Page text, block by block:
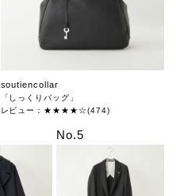
soutiencollar
「しっくりバッグ」
レビュー：★★★★☆(474)
No.5